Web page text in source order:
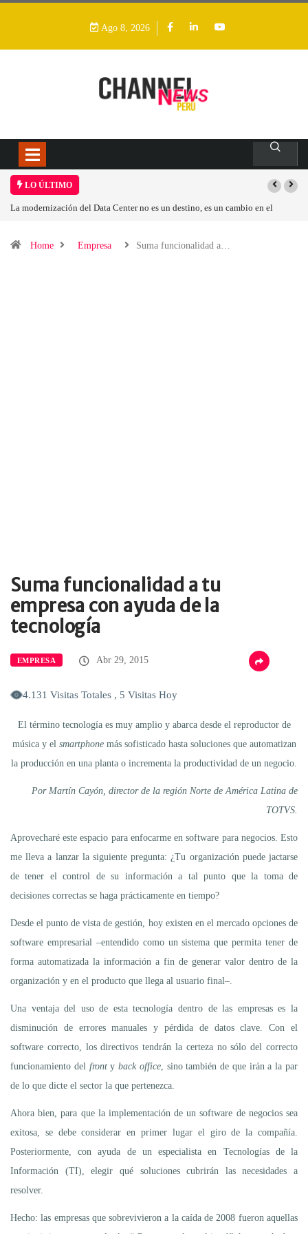
Ago 8, 2026
LO ÚLTIMO
La modernización del Data Center no es un destino, es un cambio en el
Home Empresa Suma funcionalidad a…
Suma funcionalidad a tu
empresa con ayuda de la
tecnología
EMPRESA Abr 29, 2015
4.131 Visitas Totales , 5 Visitas Hoy
El término tecnología es muy amplio y abarca desde el reproductor de
música y el smartphonemás sofisticado hasta soluciones que automatizan
la producción en una planta o incrementa la productividad de un negocio.
Por Martín Cayón, director de la región Norte de América Latina de
TOTVS.
Aprovecharé este espacio para enfocarme en software para negocios. Esto
me lleva a lanzar la siguiente pregunta: ¿Tu organización puede jactarse
de tener el control de su información a tal punto que la toma de
decisiones correctas se haga prácticamente en tiempo?
Desde el punto de vista de gestión, hoy existen en el mercado opciones de
software empresarial –entendido como un sistema que permita tener de
forma automatizada la información a fin de generar valor dentro de la
organización y en el producto que llega al usuario final–.
Una ventaja del uso de esta tecnología dentro de las empresas es la
disminución de errores manuales y pérdida de datos clave. Con el
software correcto, los directivos tendrán la certeza no sólo del correcto
funcionamiento del frontyback office, sino también de que irán a la par
de lo que dicte el sector la que pertenezca.
Ahora bien, para que la implementación de un software de negocios sea
exitosa, se debe considerar en primer lugar el giro de la compañía.
Posteriormente, con ayuda de un especialista en Tecnologías de la
Información (TI), elegir qué soluciones cubrirán las necesidades a
resolver.
Hecho: las empresas que sobrevivieron a la caída de 2008 fueron aquellas